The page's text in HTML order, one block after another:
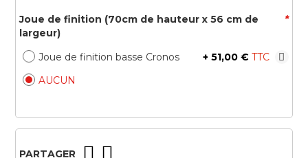
*
Joue de finition (70cm de hauteur x 56 cm de
largeur)
Joue de finition basse Cronos
+ 51,00 €
AUCUN
PARTAGER